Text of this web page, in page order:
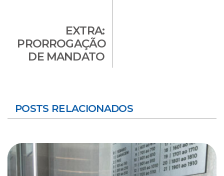
EXTRA:
PRORROGAÇÃO
DE MANDATO
POSTS RELACIONADOS